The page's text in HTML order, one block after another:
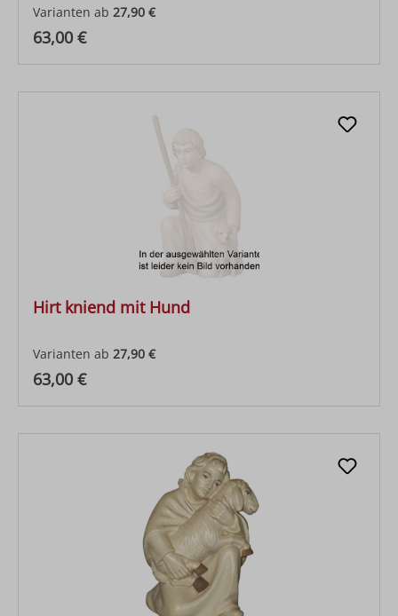
Varianten ab 27,90 €
Regulärer Preis:
63,00 €
Hirt kniend mit Hund
Varianten ab 27,90 €
Regulärer Preis:
63,00 €